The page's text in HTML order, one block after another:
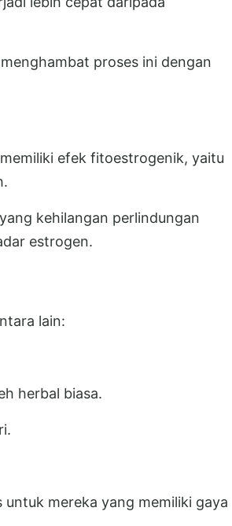
proses ini dengan
efek fitoestrogenik, yaitu
kehilangan perlindungan
estrogen.
lain:
herbal biasa.
mereka yang memiliki gaya